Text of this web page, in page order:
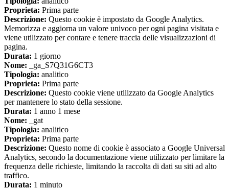
Proprieta: Prima parte
Descrizione: Questo cookie è impostato da Google Analytics.
Memorizza e aggiorna un valore univoco per ogni pagina visitata e
viene utilizzato per contare e tenere traccia delle visualizzazioni di
pagina.
Durata: 1 giorno
Nome: _ga_S7Q31G6CT3
Tipologia: analitico
Proprieta: Prima parte
Descrizione: Questo cookie viene utilizzato da Google Analytics
per mantenere lo stato della sessione.
Durata: 1 anno 1 mese
Nome: _gat
Tipologia: analitico
Proprieta: Prima parte
Descrizione: Questo nome di cookie è associato a Google Universal
Analytics, secondo la documentazione viene utilizzato per limitare la
frequenza delle richieste, limitando la raccolta di dati su siti ad alto
traffico.
Durata: 1 minuto